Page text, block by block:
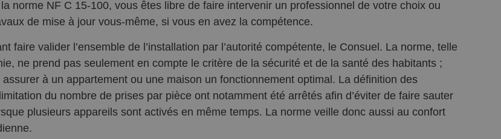
norme NF C 15-100, vous êtes libre de faire intervenir un professionnel de votre choix ou
de mise à jour vous-même, si vous en avez la compétence.
faire valider l’ensemble de l’installation par l’autorité compétente, le Consuel. La norme, telle
ne prend pas seulement en compte le critère de la sécurité et de la santé des habitants ;
à un appartement ou une maison un fonctionnement optimal. La définition des
du nombre de prises par pièce ont notamment été arrêtés afin d’éviter de faire sauter
plusieurs appareils sont activés en même temps. La norme veille donc aussi au confort